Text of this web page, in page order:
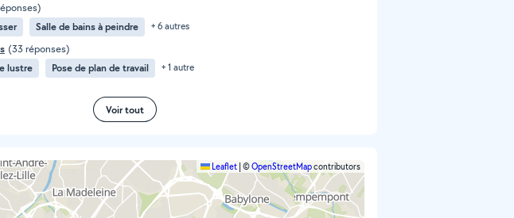
Salle de bains à peindre + 6 autres
(33 réponses)
lustre Pose de plan de travail + 1 autre
Voir tout
Leaflet ©OpenStreetMapcontributors